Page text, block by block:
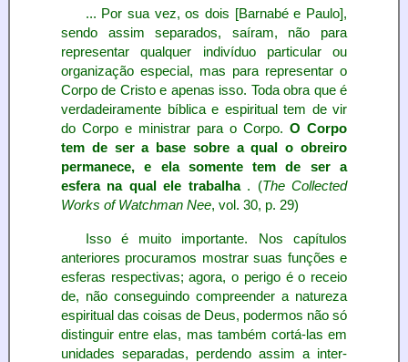
... Por sua vez, os dois [Barnabé e Paulo],
sendo assim separados, saíram, não para
representar qualquer indivíduo particular ou
organização especial, mas para representar o
Corpo de Cristo e apenas isso. Toda obra que é
verdadeiramente bíblica e espiritual tem de vir
do Corpo e ministrar para o Corpo. O Corpo
tem de ser a base sobre a qual o obreiro
permanece, e ela somente tem de ser a
esfera na qual ele trabalha . (The Collected
Works of Watchman Nee, vol. 30, p. 29)
Isso é muito importante. Nos capítulos
anteriores procuramos mostrar suas funções e
esferas respectivas; agora, o perigo é o receio
de, não conseguindo compreender a natureza
espiritual das coisas de Deus, podermos não só
distinguir entre elas, mas também cortá-las em
unidades separadas, perdendo assim a inter-